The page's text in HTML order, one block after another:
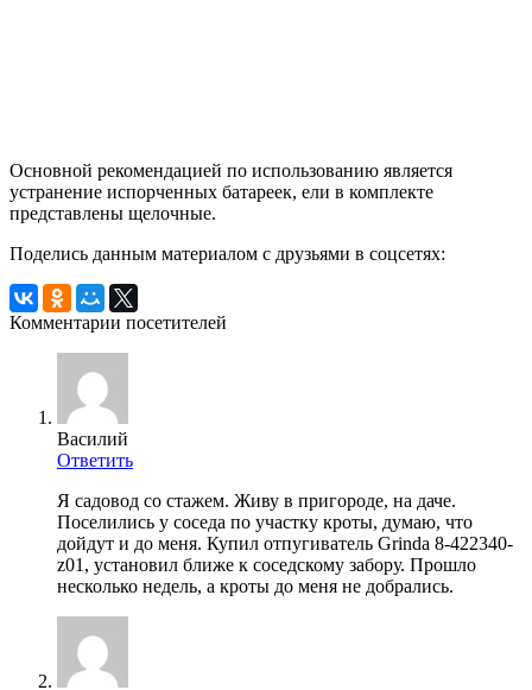
Основной рекомендацией по использованию является
устранение испорченных батареек, ели в комплекте
представлены щелочные.
Поделись данным материалом с друзьями в соцсетях:
Комментарии посетителей
Василий
Ответить
Я садовод со стажем. Живу в пригороде, на даче.
Поселились у соседа по участку кроты, думаю, что
дойдут и до меня. Купил отпугиватель Grinda 8-422340-
z01, установил ближе к соседскому забору. Прошло
несколько недель, а кроты до меня не добрались.